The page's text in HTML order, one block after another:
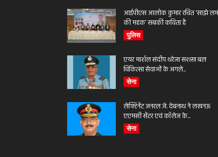
आईपीएस आलोक कुमार रचित ‘साझे
की महक’ सबकी कविता है
पुलिस
एयर मार्शल संदीप थरेजा सशस्त्र बल
चिकित्सा सेवाओं के अगले...
सेना
लेफ्टिनेंट जनरल जे. देबनाथ ने लखनऊ
एएमसी सेंटर एवं कॉलेज के...
सेना